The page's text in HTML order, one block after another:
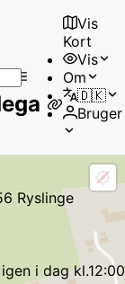
Vis
Kort
Vis
Om
🇩🇰
Bruger
Ryslinge
i dagkl.12:00